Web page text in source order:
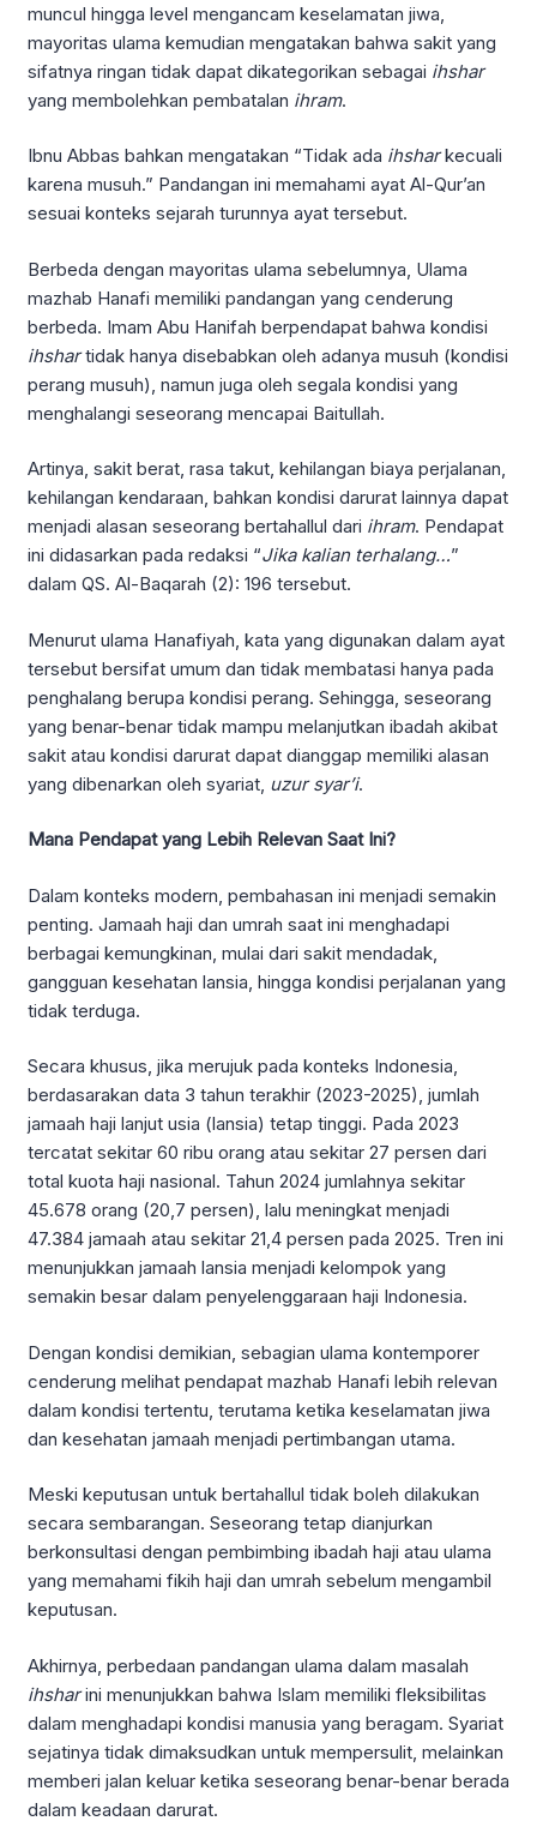
muncul hingga level mengancam keselamatan jiwa,
mayoritas ulama kemudian mengatakan bahwa sakit yang
sifatnya ringan tidak dapat dikategorikan sebagai ihshar
yang membolehkan pembatalan ihram.
Ibnu Abbas bahkan mengatakan “Tidak ada ihsharkecuali
karena musuh.” Pandangan ini memahami ayat Al-Qur’an
sesuai konteks sejarah turunnya ayat tersebut.
Berbeda dengan mayoritas ulama sebelumnya, Ulama
mazhab Hanafi memiliki pandangan yang cenderung
berbeda. Imam Abu Hanifah berpendapat bahwa kondisi
ihshartidak hanya disebabkan oleh adanya musuh (kondisi
perang musuh), namun juga oleh segala kondisi yang
menghalangi seseorang mencapai Baitullah.
Artinya, sakit berat, rasa takut, kehilangan biaya perjalanan,
kehilangan kendaraan, bahkan kondisi darurat lainnya dapat
menjadi alasan seseorang bertahallul dari ihram. Pendapat
ini didasarkan pada redaksi “Jika kalian terhalang…”
dalam QS. Al-Baqarah (2): 196 tersebut.
Menurut ulama Hanafiyah, kata yang digunakan dalam ayat
tersebut bersifat umum dan tidak membatasi hanya pada
penghalang berupa kondisi perang. Sehingga, seseorang
yang benar-benar tidak mampu melanjutkan ibadah akibat
sakit atau kondisi darurat dapat dianggap memiliki alasan
yang dibenarkan oleh syariat, uzur syar’i.
Mana Pendapat yang Lebih Relevan Saat Ini?
Dalam konteks modern, pembahasan ini menjadi semakin
penting. Jamaah haji dan umrah saat ini menghadapi
berbagai kemungkinan, mulai dari sakit mendadak,
gangguan kesehatan lansia, hingga kondisi perjalanan yang
tidak terduga.
Secara khusus, jika merujuk pada konteks Indonesia,
berdasarakan data 3 tahun terakhir (2023-2025), jumlah
jamaah haji lanjut usia (lansia) tetap tinggi. Pada 2023
tercatat sekitar 60 ribu orang atau sekitar 27 persen dari
total kuota haji nasional. Tahun 2024 jumlahnya sekitar
45.678 orang (20,7 persen), lalu meningkat menjadi
47.384 jamaah atau sekitar 21,4 persen pada 2025. Tren ini
menunjukkan jamaah lansia menjadi kelompok yang
semakin besar dalam penyelenggaraan haji Indonesia.
Dengan kondisi demikian, sebagian ulama kontemporer
cenderung melihat pendapat mazhab Hanafi lebih relevan
dalam kondisi tertentu, terutama ketika keselamatan jiwa
dan kesehatan jamaah menjadi pertimbangan utama.
Meski keputusan untuk bertahallul tidak boleh dilakukan
secara sembarangan. Seseorang tetap dianjurkan
berkonsultasi dengan pembimbing ibadah haji atau ulama
yang memahami fikih haji dan umrah sebelum mengambil
keputusan.
Akhirnya, perbedaan pandangan ulama dalam masalah
ihsharini menunjukkan bahwa Islam memiliki fleksibilitas
dalam menghadapi kondisi manusia yang beragam. Syariat
sejatinya tidak dimaksudkan untuk mempersulit, melainkan
memberi jalan keluar ketika seseorang benar-benar berada
dalam keadaan darurat.